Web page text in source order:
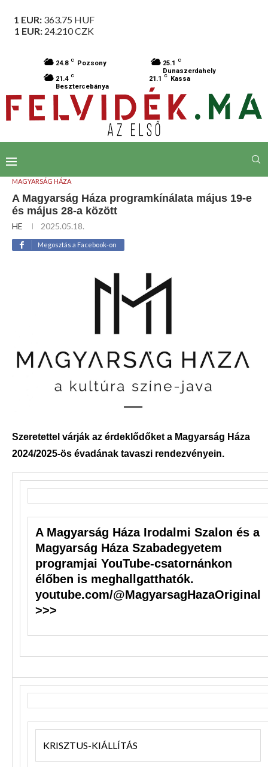
1 EUR: 363.75 HUF
1 EUR: 24.210CZK
24.8 C Pozsony 25.1 C
Dunaszerdahely
21.4 C
Besztercebánya
21.1 C Kassa
MAGYARSÁG HÁZA
A Magyarság Háza programkínálata május 19-e
és május 28-a között
HE 2025.05.18.
Megosztás a Facebook-on
Szeretettel várják az érdeklődőket a Magyarság Háza
2024/2025-ös évadának tavaszi rendezvényein.
A Magyarság Háza Irodalmi Szalon és a
Magyarság Háza Szabadegyetem
programjai YouTube-csatornánkon
élőben is meghallgatthatók.
youtube.com/@MagyarsagHazaOriginal
>>>
KRISZTUS-KIÁLLÍTÁS